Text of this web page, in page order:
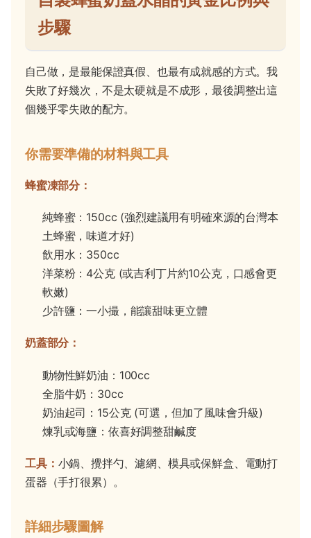
步驟
自己做，是最能保證真假、也最有成就感的方式。我
失敗了好幾次，不是太硬就是不成形，最後調整出這
個幾乎零失敗的配方。
你需要準備的材料與工具
蜂蜜凍部分：
純蜂蜜：150cc (強烈建議用有明確來源的台灣本
土蜂蜜，味道才好)
飲用水：350cc
洋菜粉：4公克 (或吉利丁片約10公克，口感會更
軟嫩)
少許鹽：一小撮，能讓甜味更立體
奶蓋部分：
動物性鮮奶油：100cc
全脂牛奶：30cc
奶油起司：15公克 (可選，但加了風味會升級)
煉乳或海鹽：依喜好調整甜鹹度
工具： 小鍋、攪拌勺、濾網、模具或保鮮盒、電動打
蛋器（手打很累）。
詳細步驟圖解